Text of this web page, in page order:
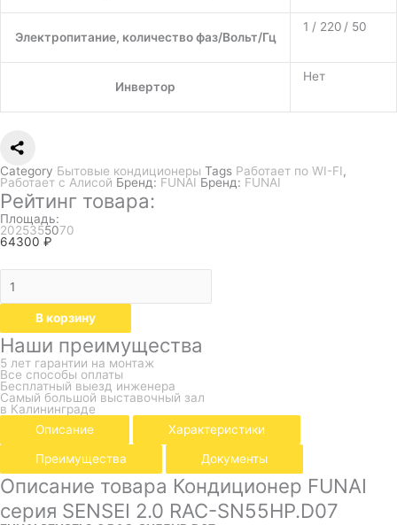
Электропитание, количество фаз/Вольт/Гц
1 / 220 / 50
Инвертор
Нет
Category Бытовые кондиционеры Tags Работает по WI-FI,
Работает с Алисой Бренд: FUNAI Бренд: FUNAI
Рейтинг товара:
Площадь:
2025355070
64300 ₽
В корзину
Наши преимущества
5 лет гарантии на монтаж
Все способы оплаты
Бесплатный выезд инженера
Самый большой выставочный зал
в Калининграде
Описание
Характеристики
Преимущества Документы
Описание товара Кондиционер FUNAI
серия SENSEI 2.0 RAC-SN55HP.D07